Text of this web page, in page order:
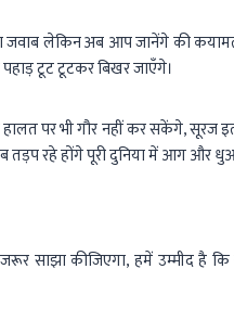
लेकिन अब आप जानेंगे की
टूट टूटकर बिखर जाएँगे।
पर भी गौर नहीं कर सकेंगे, सूरज
रहे होंगे पूरी दुनिया में आग और
साझा कीजिएगा, हमें उम्मीद है